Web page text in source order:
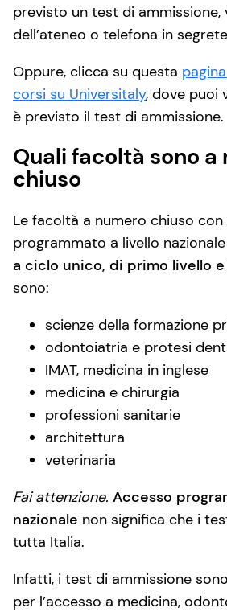
previsto un test di ammissione,
dell’ateneo o telefona in
Oppure, clicca su questa
corsi su Universitaly, dove puoi
è previsto il test di ammissione.
Quali facoltà sono a
chiuso
Le facoltà a numero chiuso con
programmato a livello
a ciclo unico, di primo livello
sono:
scienze della formazione
odontoiatria e protesi
IMAT, medicina in inglese
medicina e chirurgia
professioni sanitarie
architettura
veterinaria
Fai attenzione. Accesso
nazionale non significa che i
tutta Italia.
Infatti, i test di ammissione
per l’accesso a medicina,